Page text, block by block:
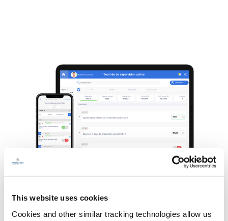
This website uses cookies
Cookies and other similar tracking technologies allow us